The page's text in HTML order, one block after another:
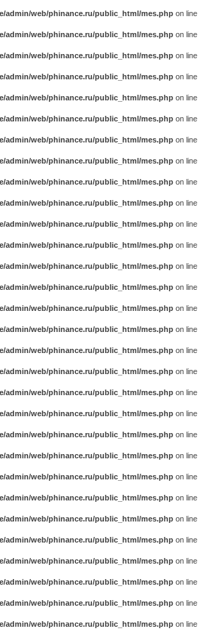
admin/web/phinance.ru/public_html/mes.php on line
admin/web/phinance.ru/public_html/mes.php on line
admin/web/phinance.ru/public_html/mes.php on line
admin/web/phinance.ru/public_html/mes.php on line
admin/web/phinance.ru/public_html/mes.php on line
admin/web/phinance.ru/public_html/mes.php on line
admin/web/phinance.ru/public_html/mes.php on line
admin/web/phinance.ru/public_html/mes.php on line
admin/web/phinance.ru/public_html/mes.php on line
admin/web/phinance.ru/public_html/mes.php on line
admin/web/phinance.ru/public_html/mes.php on line
admin/web/phinance.ru/public_html/mes.php on line
admin/web/phinance.ru/public_html/mes.php on line
admin/web/phinance.ru/public_html/mes.php on line
admin/web/phinance.ru/public_html/mes.php on line
admin/web/phinance.ru/public_html/mes.php on line
admin/web/phinance.ru/public_html/mes.php on line
admin/web/phinance.ru/public_html/mes.php on line
admin/web/phinance.ru/public_html/mes.php on line
admin/web/phinance.ru/public_html/mes.php on line
admin/web/phinance.ru/public_html/mes.php on line
admin/web/phinance.ru/public_html/mes.php on line
admin/web/phinance.ru/public_html/mes.php on line
admin/web/phinance.ru/public_html/mes.php on line
admin/web/phinance.ru/public_html/mes.php on line
admin/web/phinance.ru/public_html/mes.php on line
admin/web/phinance.ru/public_html/mes.php on line
admin/web/phinance.ru/public_html/mes.php on line
admin/web/phinance.ru/public_html/mes.php on line
admin/web/phinance.ru/public_html/mes.php on line